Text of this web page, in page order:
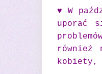
♥ W
uporać
również
kobiety,